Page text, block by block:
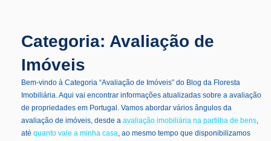
Categoria: Avaliação de
Imóveis
Bem-vindo à Categoria “Avaliação de Imóveis” do Blog da Floresta
Imobiliária. Aqui vai encontrar informações atualizadas sobre a avaliação
de propriedades em Portugal. Vamos abordar vários ângulos da
avaliação de imóveis, desde a avaliação imobiliária na partilha de bens,
até quanto vale a minha casa, ao mesmo tempo que disponibilizamos